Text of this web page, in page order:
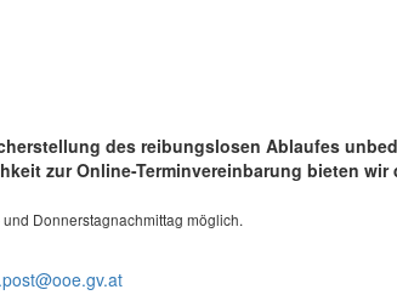
des reibungslosen Ablaufes
zurOnline-Terminvereinbarung bieten
Donnerstagnachmittag möglich.